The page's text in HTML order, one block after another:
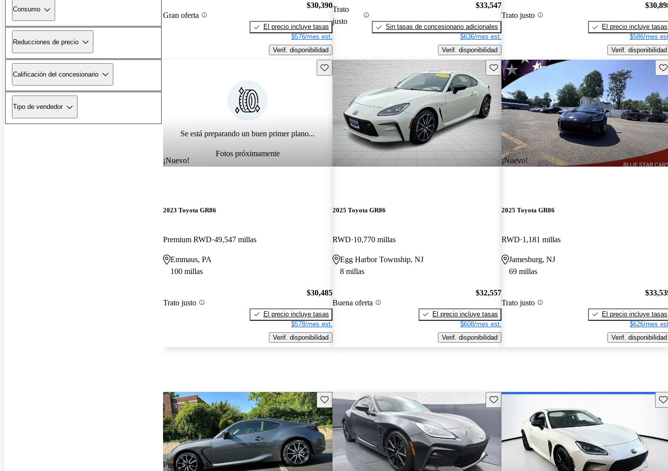
Consumo
Reducciones de precio
Calificación del concesionario
Tipo de vendedor
Gran oferta
$30,390
El precio incluye tasas
$576/mes est.
Verif. disponibilidad
Trato
justo
$33,547
Sin tasas de concesionario adicionales
$636/mes est.
Verif. disponibilidad
Trato justo
El precio incluye tasas
$586/mes
Verif. disponibilidad
Se está preparando un buen primer plano...
Fotos próximamente
¡Nuevo!
Guarda este Aviso
2023 Toyota GR86
Premium RWD 49,547 millas
Emmaus, PA
100 millas
Trato justo
$30,485
El precio incluye tasas
$578/mes est.
Verif. disponibilidad
Guarda este Aviso
2025 Toyota GR86
RWD 10,770 millas
Egg Harbor Township, NJ
8 millas
Buena oferta
$32,557
El precio incluye tasas
$608/mes est.
Verif. disponibilidad
¡Nuevo!
2025 Toyota GR86
RWD 1,181 millas
Jamesburg, NJ
69 millas
Trato justo
El precio incluye tasas
$626/mes
Verif. disponibilidad
Precio reducido
Guarda este Aviso Guarda este Aviso